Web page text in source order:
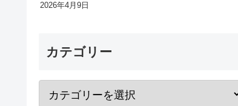
2026年4月9日
カテゴリー